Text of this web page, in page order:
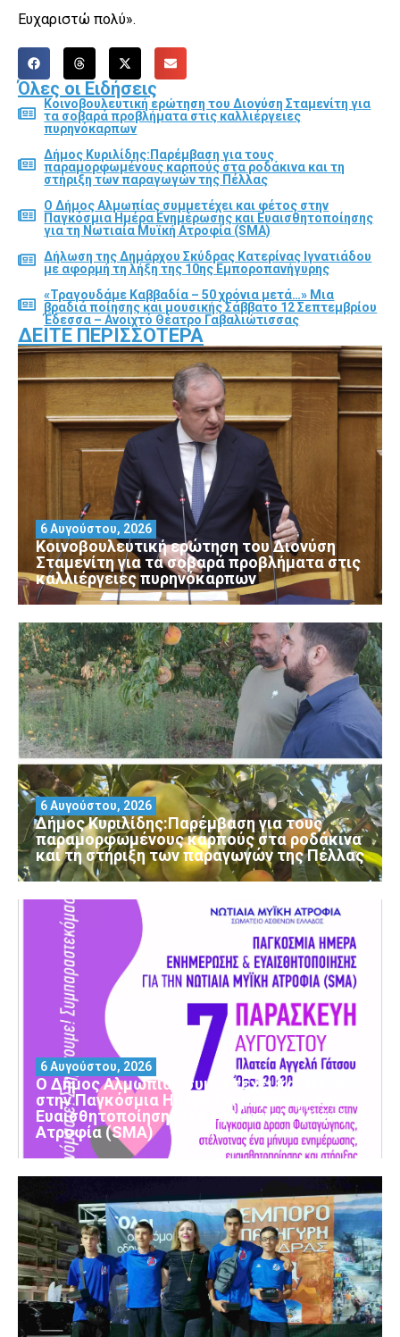
Ευχαριστώ πολύ».
Όλες οι Ειδήσεις
Κοινοβουλευτική ερώτηση του Διονύση Σταμενίτη για
τα σοβαρά προβλήματα στις καλλιέργειες
πυρηνόκαρπων
Δήμος Κυριλίδης:Παρέμβαση για τους
παραμορφωμένους καρπούς στα ροδάκινα και τη
στήριξη των παραγωγών της Πέλλας
Ο Δήμος Αλμωπίας συμμετέχει και φέτος στην
Παγκόσμια Ημέρα Ενημέρωσης και Ευαισθητοποίησης
για τη Νωτιαία Μυϊκή Ατροφία (SMA)
Δήλωση της Δημάρχου Σκύδρας Κατερίνας Ιγνατιάδου
με αφορμή τη λήξη της 10ης Εμποροπανήγυρης
«Τραγουδάμε Καββαδία – 50 χρόνια μετά…» Μια
βραδιά ποίησης και μουσικής Σάββατο 12 Σεπτεμβρίου
Έδεσσα – Ανοιχτό Θέατρο Γαβαλιώτισσας
ΔΕΊΤΕ ΠΕΡΙΣΣΌΤΕΡΑ
Κοινοβουλευτική ερώτηση του Διονύση
Σταμενίτη για τα σοβαρά προβλήματα στις
καλλιέργειες πυρηνόκαρπων
6 Αυγούστου, 2026
Δήμος Κυριλίδης:Παρέμβαση για τους
παραμορφωμένους καρπούς στα ροδάκινα
και τη στήριξη των παραγωγών της Πέλλας
6 Αυγούστου, 2026
Ο Δήμος Αλμωπίας συμμετέχει και φέτος
στην Παγκόσμια Ημέρα Ενημέρωσης και
Ευαισθητοποίησης για τη Νωτιαία Μυϊκή
Ατροφία (SMA)
6 Αυγούστου, 2026